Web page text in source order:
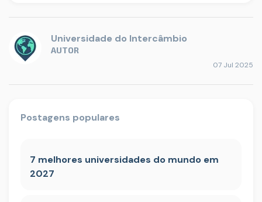
Universidade do Intercâmbio
AUTOR
07 Jul 2025
Postagens populares
7 melhores universidades do mundo em
2027